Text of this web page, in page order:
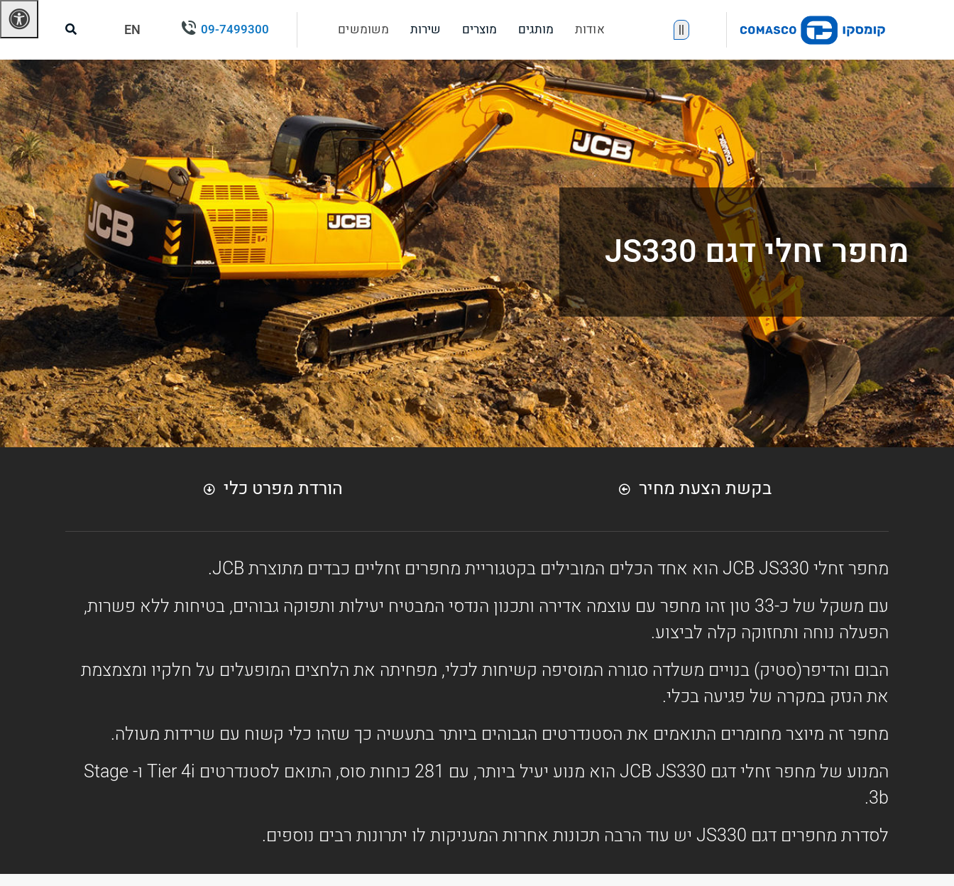
|| אודות מותגים מוצרים שירות משומשים 09-7499300
EN
מחפר זחלי דגם JS330
בקשת הצעת מחיר הורדת מפרט כלי
מחפר זחלי JCB JS330 הוא אחד הכלים המובילים בקטגוריית מחפרים זחליים כבדים מתוצרת JCB.
עם משקל של כ-33 טון זהו מחפר עם עוצמה אדירה ותכנון הנדסי המבטיח יעילות ותפוקה גבוהים, בטיחות ללא פשרות,
הפעלה נוחה ותחזוקה קלה לביצוע.
הבום והדיפר(סטיק) בנויים משלדה סגורה המוסיפה קשיחות לכלי, מפחיתה את הלחצים המופעלים על חלקיו ומצמצמת
את הנזק במקרה של פגיעה בכלי.
מחפר זה מיוצר מחומרים התואמים את הסטנדרטים הגבוהים ביותר בתעשיה כך שזהו כלי קשוח עם שרידות מעולה.
המנוע של מחפר זחלי דגם JCB JS330 הוא מנוע יעיל ביותר, עם 281 כוחות סוס, התואם לסטנדרטים Tier 4i ו- Stage
3b.
לסדרת מחפרים דגם JS330 יש עוד הרבה תכונות אחרות המעניקות לו יתרונות רבים נוספים.